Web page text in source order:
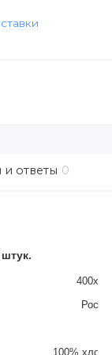
ответы 0
100%